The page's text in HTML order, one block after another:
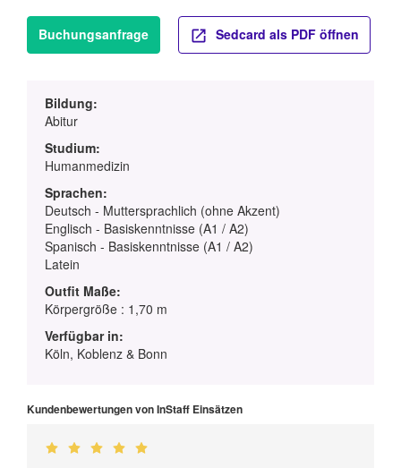
Buchungsanfrage Sedcard als PDF öffnen
Bildung:
Abitur
Studium:
Humanmedizin
Sprachen:
Deutsch - Muttersprachlich (ohne Akzent)
Englisch - Basiskenntnisse (A1 / A2)
Spanisch - Basiskenntnisse (A1 / A2)
Latein
Outfit Maße:
Körpergröße : 1,70 m
Verfügbar in:
Köln, Koblenz & Bonn
Kundenbewertungen von InStaff Einsätzen